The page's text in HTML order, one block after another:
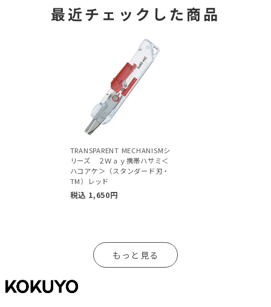
最近チェックした商品
TRANSPARENT MECHANISMシ
リーズ ２Ｗａｙ携帯ハサミ＜
ハコアケ＞（スタンダード刃・
TM）レッド
税込 1,650円
もっと見る